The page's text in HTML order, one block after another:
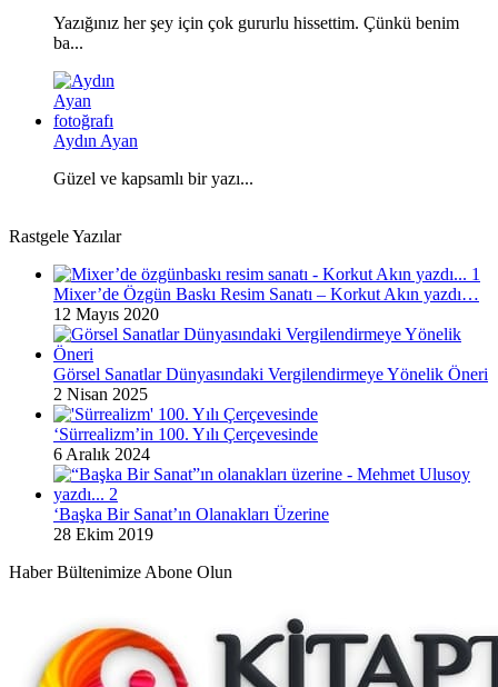
Yazığınız her şey için çok gururlu hissettim. Çünkü benim
ba...
Aydın Ayan
Güzel ve kapsamlı bir yazı...
Rastgele Yazılar
Mixer’de Özgün Baskı Resim Sanatı – Korkut Akın yazdı…
12 Mayıs 2020
Görsel Sanatlar Dünyasındaki Vergilendirmeye Yönelik Öneri
2 Nisan 2025
‘Sürrealizm’in 100. Yılı Çerçevesinde
6 Aralık 2024
‘Başka Bir Sanat’ın Olanakları Üzerine
28 Ekim 2019
Haber Bültenimize Abone Olun